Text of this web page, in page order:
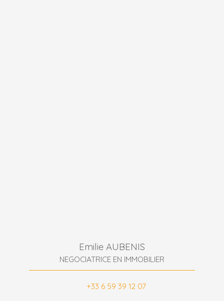
Emilie AUBENIS
NEGOCIATRICE EN IMMOBILIER
+33 6 59 39 12 07